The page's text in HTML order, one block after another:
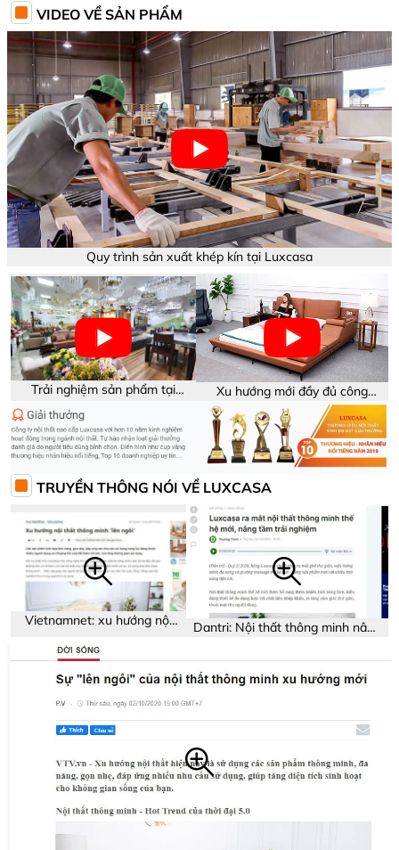
VIDEO VỀ SẢN PHẨM
Quy trình sản xuất khép kín tại Luxcasa
Trải nghiệm sản phẩm tại
showroom Luxcasa
Xu hướng mới đầy đủ công
năng trên sản phẩm
TRUYỀN THÔNG NÓI VỀ LUXCASA
Vietnamnet: xu hướng nội
Dantri: Nội thất thông minh nâng